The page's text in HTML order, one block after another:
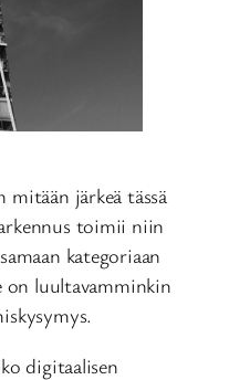
mitään järkeä tässä
toimii niin
kategoriaan
on luultavamminkin
digitaalisen